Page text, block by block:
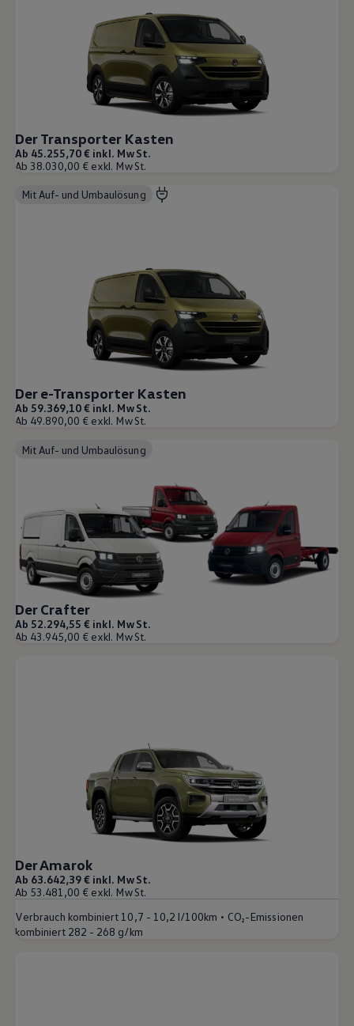
Der Transporter Kasten
Ab 45.255,70 € inkl. MwSt.
Ab 38.030,00 € exkl. MwSt.
Mit Auf- und Umbaulösung
Der e-Transporter Kasten
Ab 59.369,10 € inkl. MwSt.
Ab 49.890,00 € exkl. MwSt.
Mit Auf- und Umbaulösung
Der Crafter
Ab 52.294,55 € inkl. MwSt.
Ab 43.945,00 € exkl. MwSt.
Der Amarok
Ab 63.642,39 € inkl. MwSt.
Ab 53.481,00 € exkl. MwSt.
Verbrauch kombiniert 10,7 - 10,2 l/100km • CO₂-Emissionen
kombiniert 282 - 268 g/km